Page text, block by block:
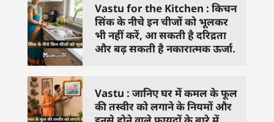
Vastu for the Kitchen : किचन
सिंक के नीचे इन चीजों को भूलकर
भी नहीं करें, आ सकती है दरिद्रता
और बढ़ सकती है नकारात्मक ऊर्जा.
Vastu : जानिए घर में कमल के फूल
की तस्वीर को लगाने के नियमों और